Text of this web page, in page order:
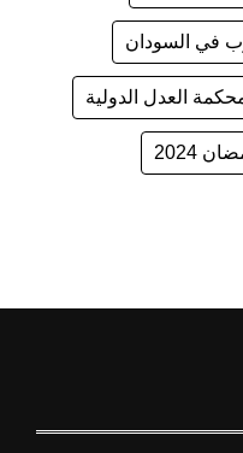
في السودان
العدل الدولية
2024